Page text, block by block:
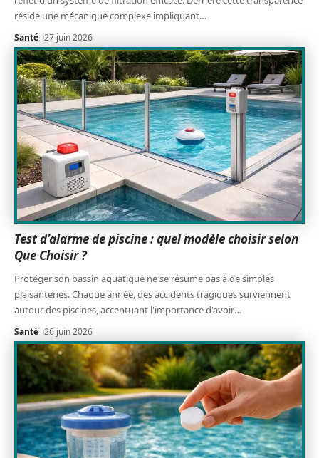
réside une mécanique complexe impliquant…
Santé 27 juin 2026
Test d’alarme de piscine : quel modèle choisir selon
Que Choisir ?
Protéger son bassin aquatique ne se résume pas à de simples
plaisanteries. Chaque année, des accidents tragiques surviennent
autour des piscines, accentuant l'importance d'avoir…
Santé 26 juin 2026